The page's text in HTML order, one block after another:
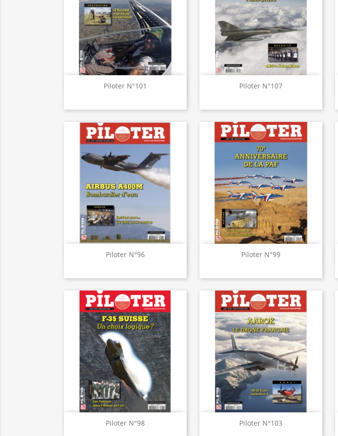
Piloter N°101
Aperçu rapide Piloter N°107
Aperçu rapide
Piloter N°96
Aperçu rapide Piloter N°99
Aperçu rapide
Piloter N°98
Aperçu rapide Piloter N°103
Aperçu rapide